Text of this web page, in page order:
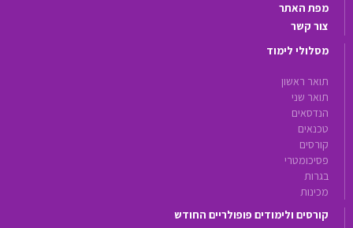
מפת האתר
צור קשר
מסלולי לימוד
תואר ראשון
תואר שני
הנדסאים
טכנאים
קורסים
פסיכומטרי
בגרות
מכינות
קורסים ולימודים פופולריים החודש